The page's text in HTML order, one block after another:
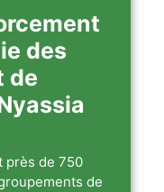
des
de
près de 750
de